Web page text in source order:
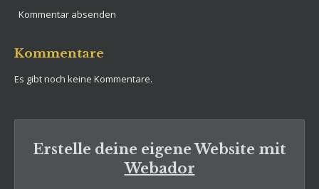
Kommentar absenden
Kommentare
Es gibt noch keine Kommentare.
Erstelle deine eigene Website mit
Webador